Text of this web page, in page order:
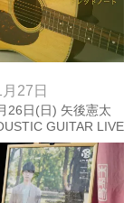
27日
26日(日) 矢後憲太
GUITAR LIVE
OGINO GUITARS &
【フォトレポー